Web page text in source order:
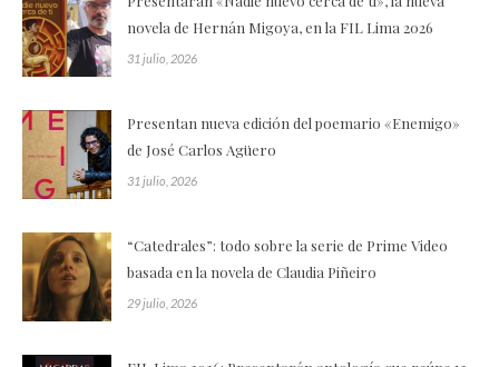
novela de Hernán Migoya, en la FIL Lima 2026
31 julio, 2026
Presentan nueva edición del poemario «Enemigo»
de José Carlos Agüero
31 julio, 2026
“Catedrales”: todo sobre la serie de Prime Video
basada en la novela de Claudia Piñeiro
29 julio, 2026